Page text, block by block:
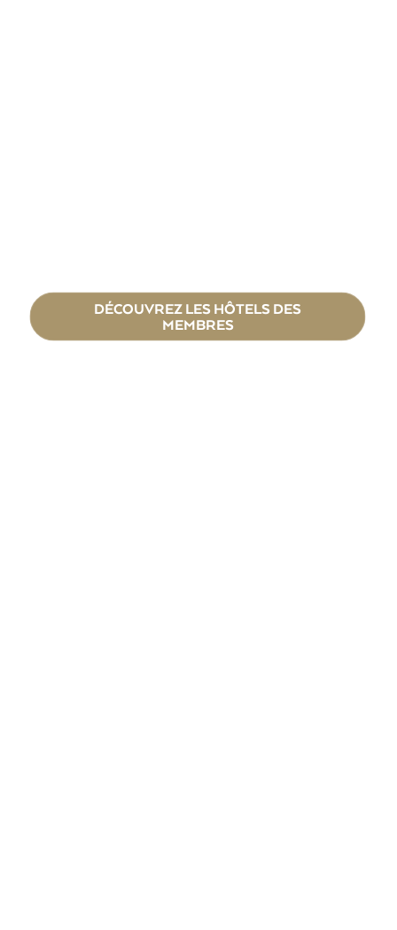
DÉCOUVREZ LES HÔTELS DES
MEMBRES